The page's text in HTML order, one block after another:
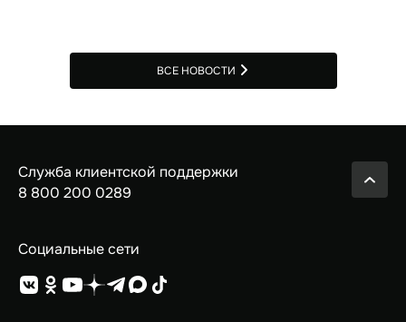
ВСЕ НОВОСТИ
Служба клиентской поддержки
8 800 200 0289
Социальные сети